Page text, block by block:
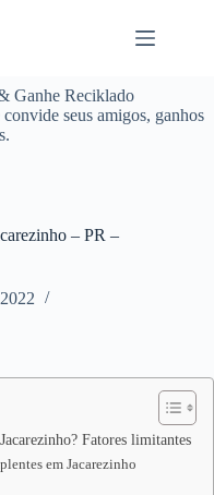
Ganhe Reciklado
seus amigos, ganhos
– PR –
Fatores limitantes
em Jacarezinho